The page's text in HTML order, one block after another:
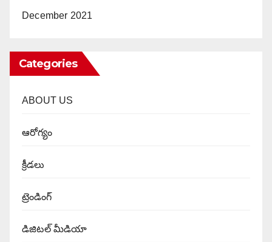
December 2021
Categories
ABOUT US
ఆరోగ్యం
క్రీడలు
ట్రెండింగ్
డిజిటల్ మీడియా